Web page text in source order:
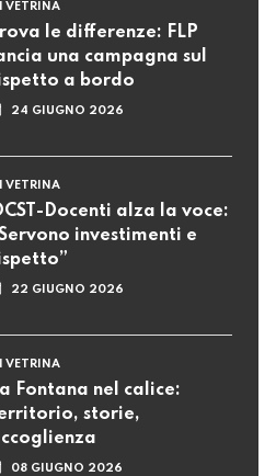
VETRINA
le differenze: FLP
una campagna sul
a bordo
24 GIUGNO 2026
VETRINA
Docenti alza la voce:
investimenti e
22 GIUGNO 2026
VETRINA
Fontana nel calice:
storie,
08 GIUGNO 2026